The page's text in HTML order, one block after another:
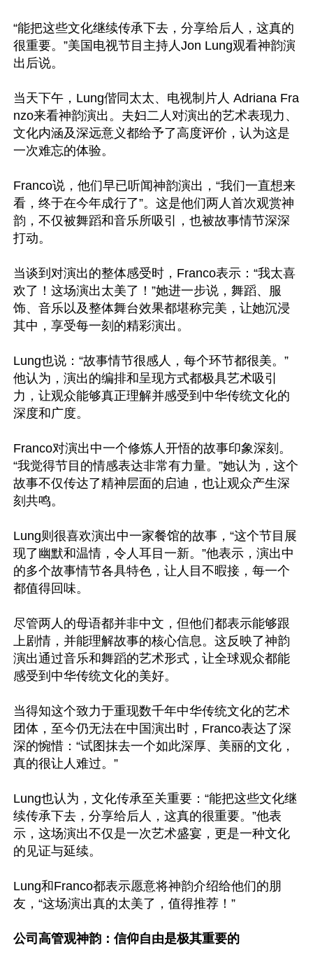
“能把这些文化继续传承下去，分享给后人，这真的
很重要。”美国电视节目主持人Jon Lung观看神韵演
出后说。
当天下午，Lung偕同太太、电视制片人 Adriana Fra
nzo来看神韵演出。夫妇二人对演出的艺术表现力、
文化内涵及深远意义都给予了高度评价，认为这是
一次难忘的体验。
Franco说，他们早已听闻神韵演出，“我们一直想来
看，终于在今年成行了”。这是他们两人首次观赏神
韵，不仅被舞蹈和音乐所吸引，也被故事情节深深
打动。
当谈到对演出的整体感受时，Franco表示：“我太喜
欢了！这场演出太美了！”她进一步说，舞蹈、服
饰、音乐以及整体舞台效果都堪称完美，让她沉浸
其中，享受每一刻的精彩演出。
Lung也说：“故事情节很感人，每个环节都很美。”
他认为，演出的编排和呈现方式都极具艺术吸引
力，让观众能够真正理解并感受到中华传统文化的
深度和广度。
Franco对演出中一个修炼人开悟的故事印象深刻。
“我觉得节目的情感表达非常有力量。”她认为，这个
故事不仅传达了精神层面的启迪，也让观众产生深
刻共鸣。
Lung则很喜欢演出中一家餐馆的故事，“这个节目展
现了幽默和温情，令人耳目一新。”他表示，演出中
的多个故事情节各具特色，让人目不暇接，每一个
都值得回味。
尽管两人的母语都并非中文，但他们都表示能够跟
上剧情，并能理解故事的核心信息。这反映了神韵
演出通过音乐和舞蹈的艺术形式，让全球观众都能
感受到中华传统文化的美好。
当得知这个致力于重现数千年中华传统文化的艺术
团体，至今仍无法在中国演出时，Franco表达了深
深的惋惜：“试图抹去一个如此深厚、美丽的文化，
真的很让人难过。”
Lung也认为，文化传承至关重要：“能把这些文化继
续传承下去，分享给后人，这真的很重要。”他表
示，这场演出不仅是一次艺术盛宴，更是一种文化
的见证与延续。
Lung和Franco都表示愿意将神韵介绍给他们的朋
友，“这场演出真的太美了，值得推荐！”
公司高管观神韵：信仰自由是极其重要的